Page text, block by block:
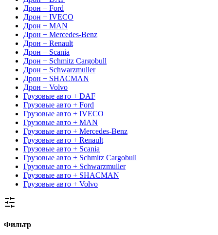
Дрон + Ford
Дрон + IVECO
Дрон + MAN
Дрон + Mercedes-Benz
Дрон + Renault
Дрон + Scania
Дрон + Schmitz Cargobull
Дрон + Schwarzmuller
Дрон + SHACMAN
Дрон + Volvo
Грузовые авто + DAF
Грузовые авто + Ford
Грузовые авто + IVECO
Грузовые авто + MAN
Грузовые авто + Mercedes-Benz
Грузовые авто + Renault
Грузовые авто + Scania
Грузовые авто + Schmitz Cargobull
Грузовые авто + Schwarzmuller
Грузовые авто + SHACMAN
Грузовые авто + Volvo
Фильтр